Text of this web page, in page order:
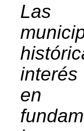
Las
en